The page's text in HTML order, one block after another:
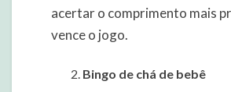
acertar o comprimento mais
vence o jogo.
Bingo de chá de bebê